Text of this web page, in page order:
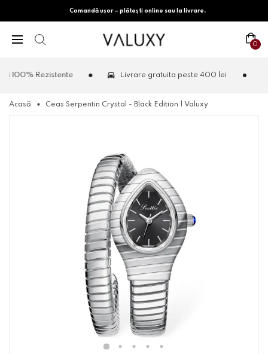
Comandă ușor – plătești online sau la livrare.
0
Rezistente Livrare gratuita peste 400 lei
Acasă Ceas Serpentin Crystal - Black Edition | Valuxy